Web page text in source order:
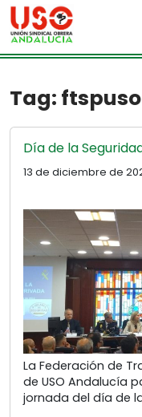
Skip to main content
Tag:
Día de la
13 de diciembre de
La Federación de
de USO Andalucía
jornada del día de